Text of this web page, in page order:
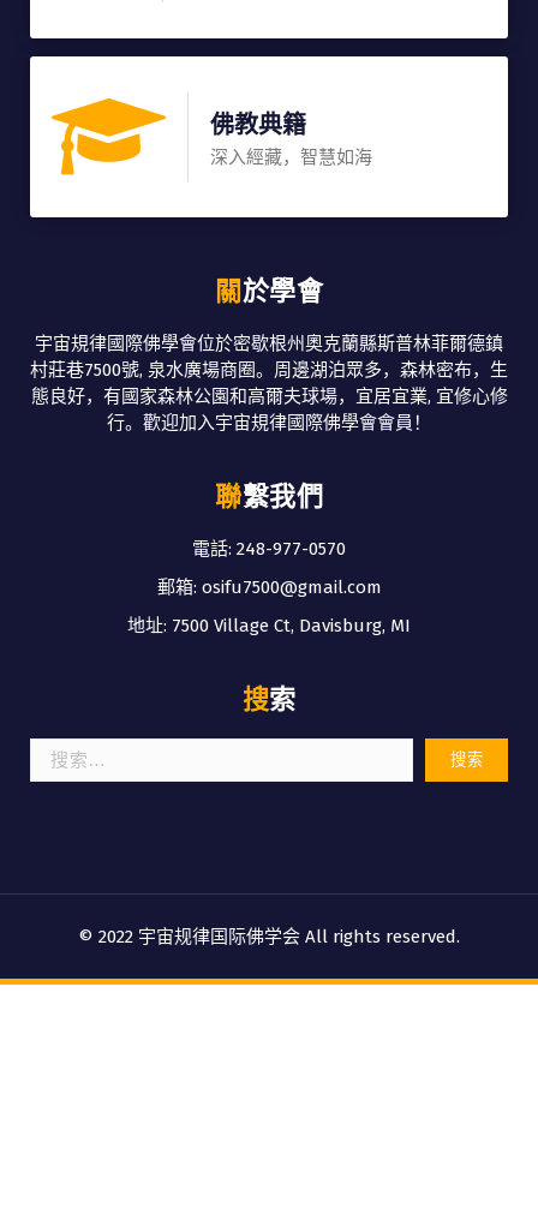
佛教典籍
深入經藏，智慧如海
關於學會
宇宙規律國際佛學會位於密歇根州奧克蘭縣斯普林菲爾德鎮
村莊巷7500號, 泉水廣場商圈。周邊湖泊眾多，森林密布，生
態良好，有國家森林公園和高爾夫球場，宜居宜業, 宜修心修
行。歡迎加入宇宙規律國際佛學會會員！
聯繫我們
電話: 248-977-0570
郵箱: osifu7500@gmail.com
地址: 7500 Village Ct, Davisburg, MI
搜索
索：
© 2022 宇宙规律国际佛学会 All rights reserved.